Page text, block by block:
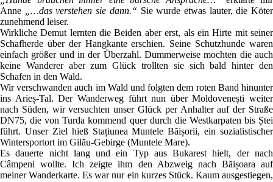
Anne
„…das verstehen sie dann.“ Sie wurde etwas lauter, die Köter
zunehmend leiser.
Wirkliche Demut lernten die Beiden aber erst, als ein Hirte mit seiner
Schafherde über der Hangkante erschien. Seine Schutzhunde waren
einfach größer und in der Überzahl. Dummerweise mochten die auch
keine Wanderer aber zum Glück trollten sie sich bald hinter den
Schafen in den Wald.
Wir verschwanden auch im Wald und folgten dem roten Band hinunter
ins Arieș-Tal. Der Wanderweg führt nun über Moldovenești weiter
nach Süden, wir versuchten unser Glück per Anhalter auf der Straße
DN75, die von Turda kommend quer durch die Westkarpaten bis Ștei
führt. Unser Ziel hieß Stațiunea Muntele Băișorii, ein sozialistischer
Wintersportort im Gilău-Gebirge (Muntele Mare).
Es dauerte nicht lang und ein Typ aus Bukarest hielt, der nach
Câmpeni wollte. Ich zeigte ihm den Abzweig nach Băișoara auf
meiner Wanderkarte. Es war nur ein kurzes Stück. Kaum ausgestiegen,